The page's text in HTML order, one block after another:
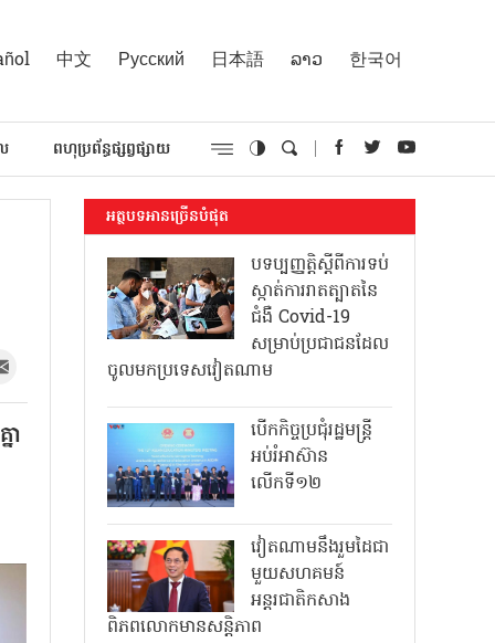
中文 Русский 日本語 ລາວ 한국어
ពហុប្រព័ន្ធផ្សព្វផ្សាយ
ា
អត្ថបទអានច្រើនបំផុត
បទប្បញ្ញត្តិស្តីពីការទប់
ស្កាត់ការរាតត្បាតនៃ
ជំងឺ Covid-19
សម្រាប់ប្រជាជនដែល
ចូលមកប្រទេសវៀតណាម
បើកកិច្ចប្រជុំរដ្ឋមន្ត្រី
អប់រំអាស៊ាន
លើកទី១២
វៀតណាមនឹងរួមដៃជា
មួយសហគមន៍
អន្តរជាតិកសាង
ពិភពលោកមានសន្តិភាព